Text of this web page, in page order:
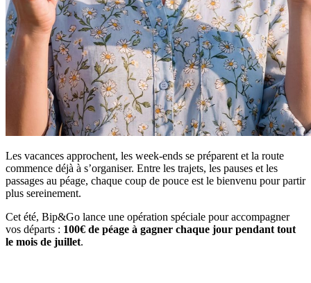
Les vacances approchent, les week-ends se préparent et la route
commence déjà à s’organiser. Entre les trajets, les pauses et les
passages au péage, chaque coup de pouce est le bienvenu pour partir
plus sereinement.
Cet été, Bip&Go lance une opération spéciale pour accompagner
vos départs : 100€ de péage à gagner chaque jour pendant tout
le mois de juillet.